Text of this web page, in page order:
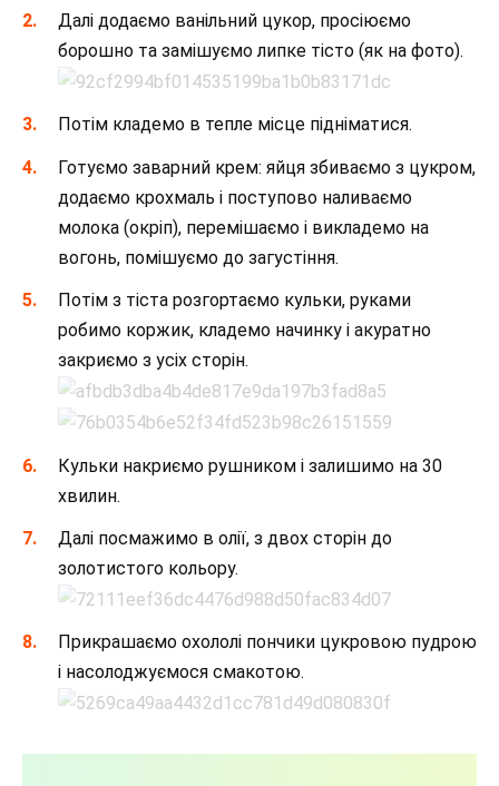
Далі додаємо ванільний цукор, просіюємо
борошно та замішуємо липке тісто (як на фото).
Потім кладемо в тепле місце підніматися.
Готуємо заварний крем: яйця збиваємо з цукром,
додаємо крохмаль і поступово наливаємо
молока (окріп), перемішаємо і викладемо на
вогонь, помішуємо до загустіння.
Потім з тіста розгортаємо кульки, руками
робимо коржик, кладемо начинку і акуратно
закриємо з усіх сторін.
Кульки накриємо рушником і залишимо на 30
хвилин.
Далі посмажимо в олії, з двох сторін до
золотистого кольору.
Прикрашаємо охололі пончики цукровою пудрою
і насолоджуємося смакотою.